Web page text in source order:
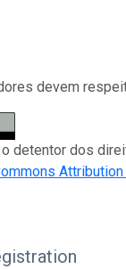
devem
detentor dos